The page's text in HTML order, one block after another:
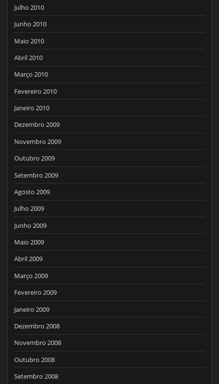
Julho 2010
Junho 2010
Maio 2010
Abril 2010
Março 2010
Fevereiro 2010
Janeiro 2010
Dezembro 2009
Novembro 2009
Outubro 2009
Setembro 2009
Agosto 2009
Julho 2009
Junho 2009
Maio 2009
Abril 2009
Março 2009
Fevereiro 2009
Janeiro 2009
Dezembro 2008
Novembro 2008
Outubro 2008
Setembro 2008